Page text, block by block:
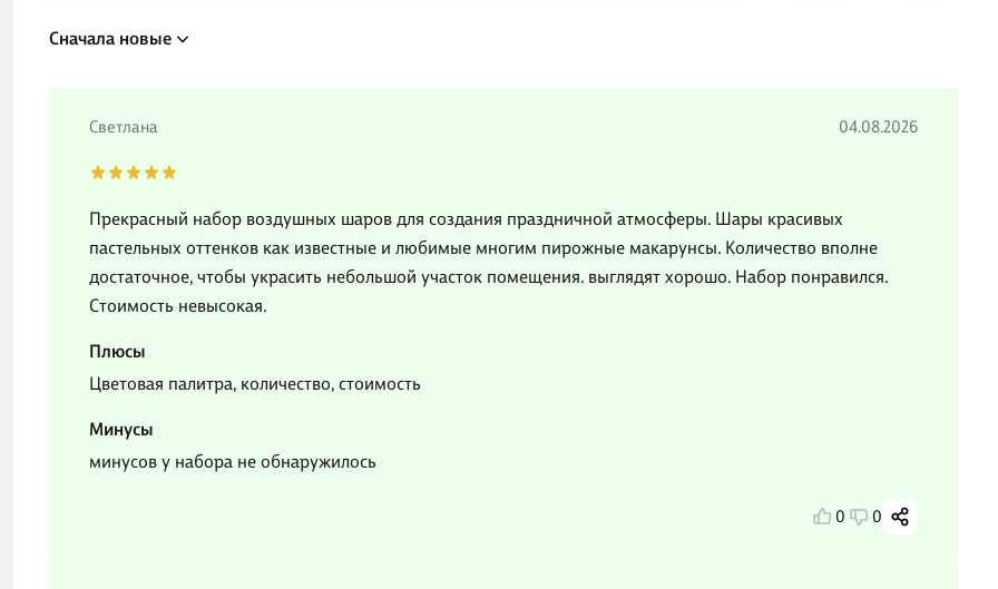
Сначала новые
Светлана 04.08.2026
Прекрасный набор воздушных шаров для создания праздничной атмосферы. Шары красивых
пастельных оттенков как известные и любимые многим пирожные макарунсы. Количество вполне
достаточное, чтобы украсить небольшой участок помещения. выглядят хорошо. Набор понравился.
Стоимость невысокая.
Плюсы
Цветовая палитра, количество, стоимость
Минусы
минусов у набора не обнаружилось
0 0